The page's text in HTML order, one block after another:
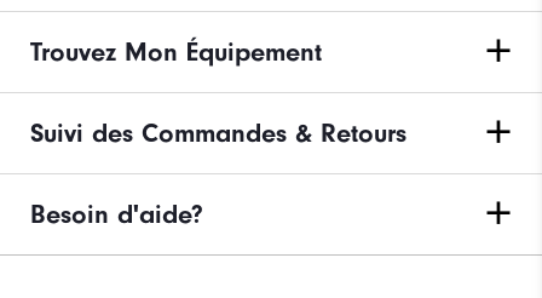
Trouvez Mon Équipement
Suivi des Commandes & Retours
Besoin d'aide?